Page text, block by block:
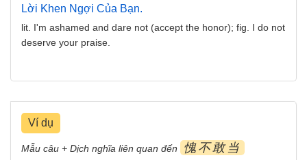
Lời Khen Ngợi Của Bạn.
lit. I'm ashamed and dare not (accept the honor); fig. I do not
deserve your praise.
Ví dụ
Mẫu câu + Dịch nghĩa liên quan đến 愧不敢当